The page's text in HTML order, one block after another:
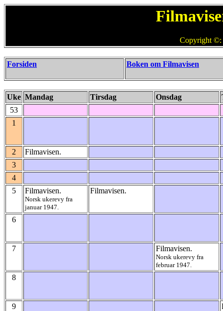
Copyright ©:
Forsiden Boken om Filmavisen
Uke Mandag Tirsdag Onsdag
53
1
2
Filmavisen.
3
4
5
Filmavisen.
Norsk ukerevy fra
januar 1947.
Filmavisen.
6
7 Filmavisen.
Norsk ukerevy fra
februar 1947.
8
9